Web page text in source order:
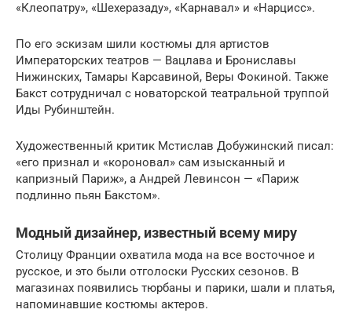
«Клеопатру», «Шехеразаду», «Карнавал» и «Нарцисс».
По его эскизам шили костюмы для артистов
Императорских театров — Вацлава и Брониславы
Нижинских, Тамары Карсавиной, Веры Фокиной. Также
Бакст сотрудничал с новаторской театральной труппой
Иды Рубинштейн.
Художественный критик Мстислав Добужинский писал:
«его признал и «короновал» сам изысканный и
капризный Париж», а Андрей Левинсон — «Париж
подлинно пьян Бакстом».
Модный дизайнер, известный всему миру
Столицу Франции охватила мода на все восточное и
русское, и это были отголоски Русских сезонов. В
магазинах появились тюрбаны и парики, шали и платья,
напоминавшие костюмы актеров.